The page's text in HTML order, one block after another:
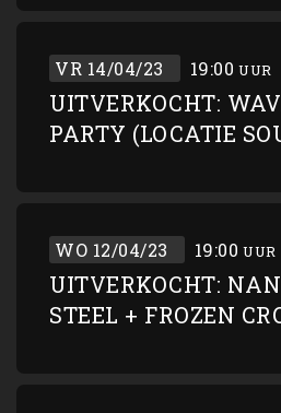
VR 14/04/23 19:00 UUR
UITVERKOCHT:
PARTY (LOCATIE
WO 12/04/23 19:00 UUR
UITVERKOCHT:
STEEL + FROZEN